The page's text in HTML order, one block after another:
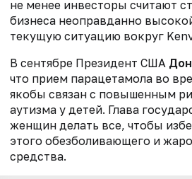
не менее инвесторы считают
бизнеса неоправданно
текущую ситуацию вокруг
В сентябре Президент США
что прием парацетамола во
якобы связан с повышенным
аутизма у детей. Глава
женщин делать все, чтобы
этого обезболивающего и
средства.